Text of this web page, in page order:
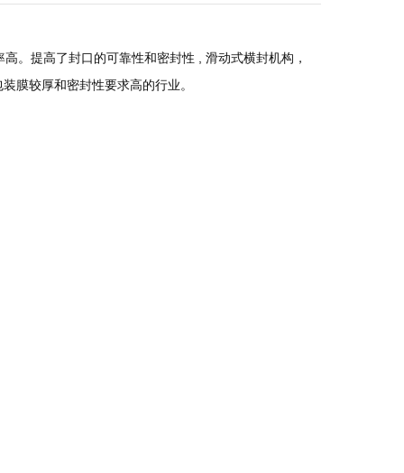
。提高了封口的可靠性和密封性 , 滑动式横封机构，
膜较厚和密封性要求高的行业。